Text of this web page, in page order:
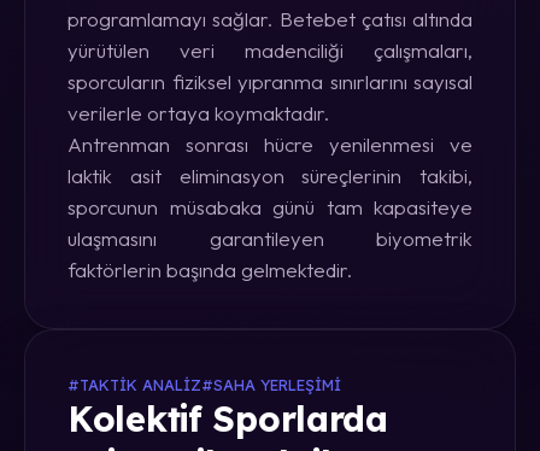
programlamayı sağlar. Betebet çatısı altında
yürütülen veri madenciliği çalışmaları,
sporcuların fiziksel yıpranma sınırlarını sayısal
verilerle ortaya koymaktadır.
Antrenman sonrası hücre yenilenmesi ve
laktik asit eliminasyon süreçlerinin takibi,
sporcunun müsabaka günü tam kapasiteye
ulaşmasını garantileyen biyometrik
faktörlerin başında gelmektedir.
#TAKTIK ANALIZ#SAHA YERLEŞIMI
Kolektif Sporlarda